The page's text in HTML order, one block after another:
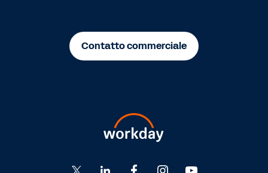
Contatto commerciale